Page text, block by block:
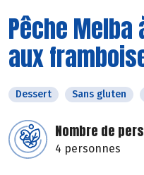
Pêche
aux
Dessert Sans gluten
Nombre de
4 personnes